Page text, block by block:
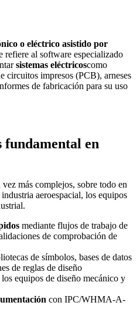
o eléctrico asistido por
refiere al software especializado
sistemas eléctricoscomo
circuitos impresos (PCB), arneses
de fabricación para su uso
fundamental en
más complejos, sobre todo en
aeroespacial, los equipos
mediante flujos de trabajo de
de comprobación de
de símbolos, bases de datos
de reglas de diseño
equipos de diseño mecánico y
con IPC/WHMA-A-